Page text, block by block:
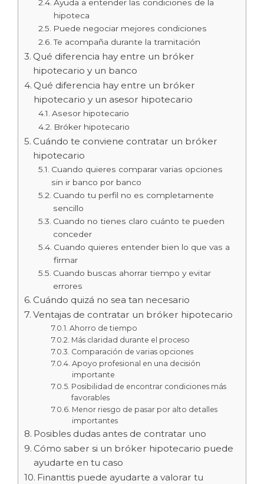
Ayuda a entender las condiciones de la
hipoteca
Puede negociar mejores condiciones
Te acompaña durante la tramitación
Qué diferencia hay entre un bróker
hipotecario y un banco
Qué diferencia hay entre un bróker
hipotecario y un asesor hipotecario
Asesor hipotecario
Bróker hipotecario
Cuándo te conviene contratar un bróker
hipotecario
Cuando quieres comparar varias opciones
sin ir banco por banco
Cuando tu perfil no es completamente
sencillo
Cuando no tienes claro cuánto te pueden
conceder
Cuando quieres entender bien lo que vas a
firmar
Cuando buscas ahorrar tiempo y evitar
errores
Cuándo quizá no sea tan necesario
Ventajas de contratar un bróker hipotecario
Ahorro de tiempo
Más claridad durante el proceso
Comparación de varias opciones
Apoyo profesional en una decisión
importante
Posibilidad de encontrar condiciones más
favorables
Menor riesgo de pasar por alto detalles
importantes
Posibles dudas antes de contratar uno
Cómo saber si un bróker hipotecario puede
ayudarte en tu caso
Finanttis puede ayudarte a valorar tu